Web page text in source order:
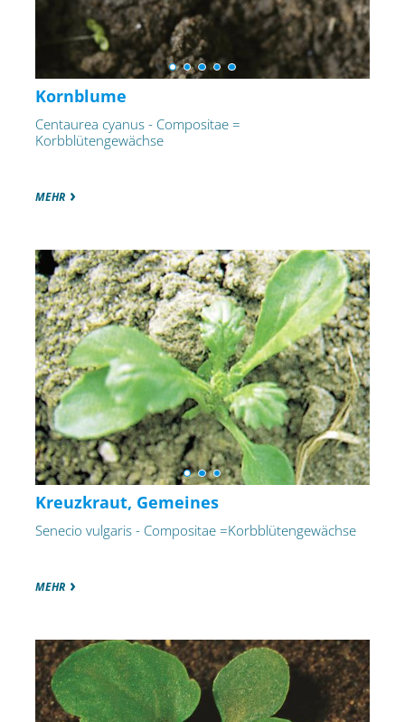
Kornblume
Centaurea cyanus - Compositae =
Korbblütengewächse
MEHR
Kreuzkraut, Gemeines
Senecio vulgaris - Compositae =Korbblütengewächse
MEHR